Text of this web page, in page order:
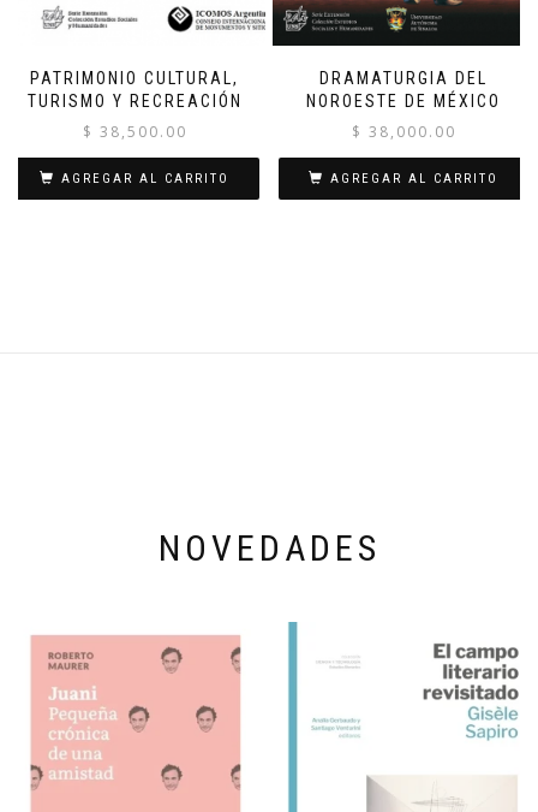
PATRIMONIO CULTURAL,
TURISMO Y RECREACIÓN
$ 38,500.00
AGREGAR AL CARRITO
DRAMATURGIA DEL
NOROESTE DE MÉXICO
$ 38,000.00
AGREGAR AL CARRITO
NOVEDADES